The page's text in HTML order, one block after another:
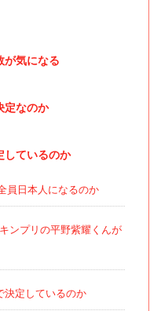
が気になる
定なのか
しているのか
員日本人になるのか
ンプリの平野紫耀くんが
決定しているのか